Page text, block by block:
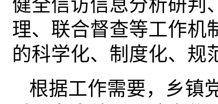
健全信访信息分析研判
理、联合督查等工作机
的科学化、制度化、规
根据工作需要，乡镇